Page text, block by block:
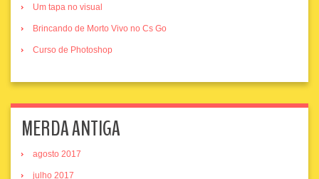
Um tapa no visual
Brincando de Morto Vivo no Cs Go
Curso de Photoshop
MERDA ANTIGA
agosto 2017
julho 2017